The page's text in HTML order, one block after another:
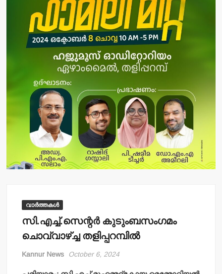
വാർത്തകൾ
സി.എച്ച്.സെന്റര്‍ കുടുംബസംഗമം
ചൊവ്വാഴ്ച്ച തളിപ്പറമ്പില്‍
Kannur News October 6, 2024